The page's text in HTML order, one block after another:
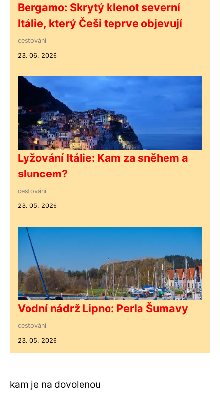
Bergamo: Skrytý klenot severní
Itálie, který Češi teprve objevují
cestování
23. 06. 2026
Lyžování Itálie: Kam za sněhem a
sluncem?
cestování
23. 05. 2026
Vodní nádrž Lipno: Perla Šumavy
cestování
23. 05. 2026
kam je na dovolenou